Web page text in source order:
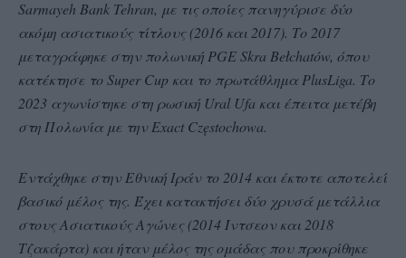
Sarmayeh Bank Tehran, με τις οποίες πανηγύρισε δύο
ακόμη ασιατικούς τίτλους (2016 και 2017). Το 2017
μεταγράφηκε στην πολωνική PGE Skra Bełchatów, όπου
κατέκτησε το Super Cup και το πρωτάθλημα PlusLiga. Το
2023 αγωνίστηκε στη ρωσική Ural Ufa και έπειτα μετέβη
στη Πολωνία με την Exact Częstochowa.
Εντάχθηκε στην Εθνική Ιράν το 2014 και έκτοτε αποτελεί
βασικό μέλος της. Έχει κατακτήσει δύο χρυσά μετάλλια
στους Ασιατικούς Αγώνες (2014 Ίντσεον και 2018
Τζακάρτα) και ήταν μέλος της ομάδας που προκρίθηκε